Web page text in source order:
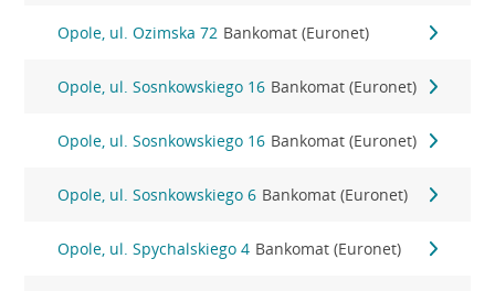
Opole, ul. Ozimska 72 Bankomat (Euronet)
Opole, ul. Sosnkowskiego 16 Bankomat (Euronet)
Opole, ul. Sosnkowskiego 16 Bankomat (Euronet)
Opole, ul. Sosnkowskiego 6 Bankomat (Euronet)
Opole, ul. Spychalskiego 4 Bankomat (Euronet)